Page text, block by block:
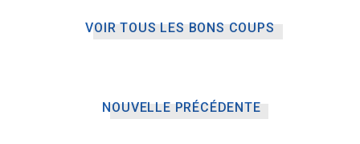
VOIR TOUS LES BONS COUPS
NOUVELLE PRÉCÉDENTE